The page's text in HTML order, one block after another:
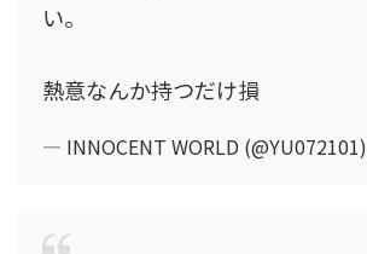
い。
熱意なんか持つだけ損
— INNOCENT WORLD (@YU072101)